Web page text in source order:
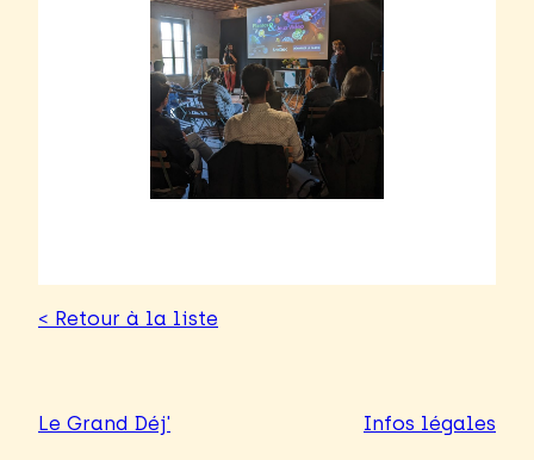
< Retour à la liste
Le Grand Déj' Infos légales